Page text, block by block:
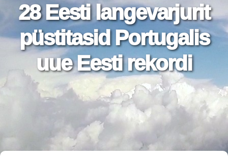
28 Eesti langevarjurit
püstitasid Portugalis
uue Eesti rekordi